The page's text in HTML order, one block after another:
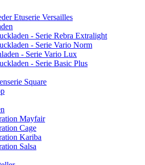
Etuserie Versailles
- Serie Rebra Extralight
- Serie Vario Norm
- Serie Vario Lux
- Serie Basic Plus
Square
Mayfair
Cage
Kariba
Salsa